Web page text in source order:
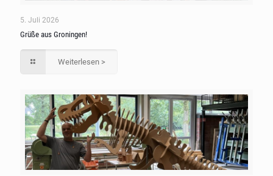
5. Juli 2026
Grüße aus Groningen!
Weiterlesen >